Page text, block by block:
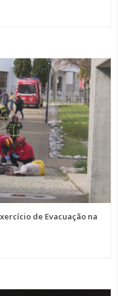
de Evacuação na